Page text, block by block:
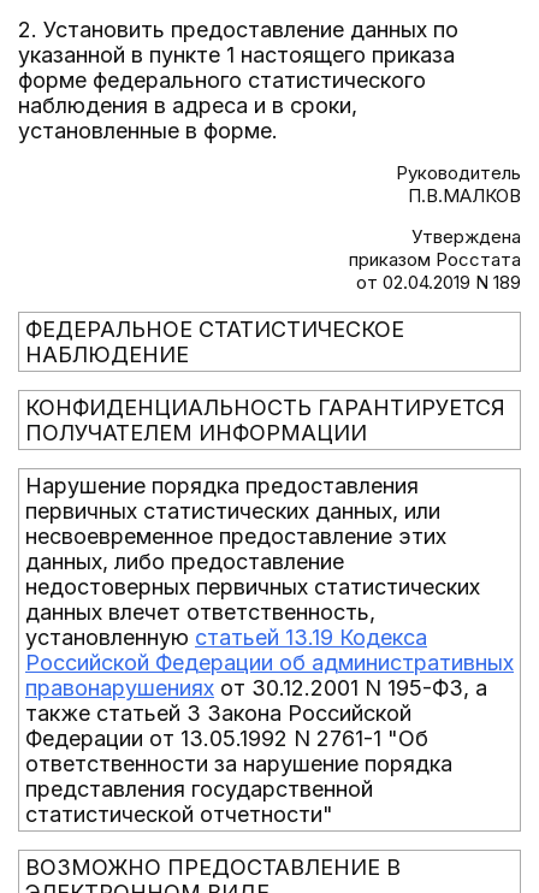
2. Установить предоставление данных по
указанной в пункте 1 настоящего приказа
форме федерального статистического
наблюдения в адреса и в сроки,
установленные в форме.
Руководитель
П.В.МАЛКОВ
Утверждена
приказом Росстата
от 02.04.2019 N 189
ФЕДЕРАЛЬНОЕ СТАТИСТИЧЕСКОЕ
НАБЛЮДЕНИЕ
КОНФИДЕНЦИАЛЬНОСТЬ ГАРАНТИРУЕТСЯ
ПОЛУЧАТЕЛЕМ ИНФОРМАЦИИ
Нарушение порядка предоставления
первичных статистических данных, или
несвоевременное предоставление этих
данных, либо предоставление
недостоверных первичных статистических
данных влечет ответственность,
установленную статьей 13.19 Кодекса
Российской Федерации об административных
правонарушениях от 30.12.2001 N 195-ФЗ, а
также статьей 3 Закона Российской
Федерации от 13.05.1992 N 2761-1 "Об
ответственности за нарушение порядка
представления государственной
статистической отчетности"
ВОЗМОЖНО ПРЕДОСТАВЛЕНИЕ В